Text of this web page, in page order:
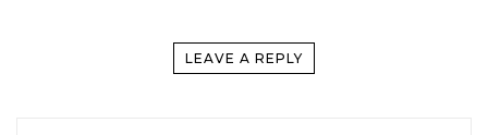
LEAVE A REPLY